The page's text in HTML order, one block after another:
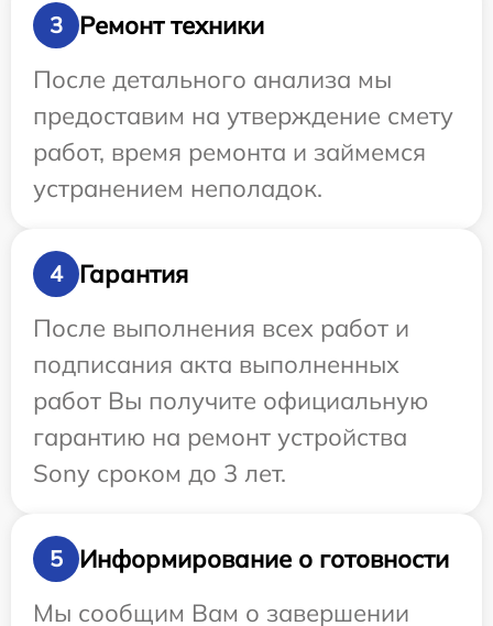
3
Ремонт техники
После детального анализа мы
предоставим на утверждение смету
работ, время ремонта и займемся
устранением неполадок.
4
Гарантия
После выполнения всех работ и
подписания акта выполненных
работ Вы получите официальную
гарантию на ремонт устройства
Sony сроком до 3 лет.
5
Информирование о готовности
Мы сообщим Вам о завершении